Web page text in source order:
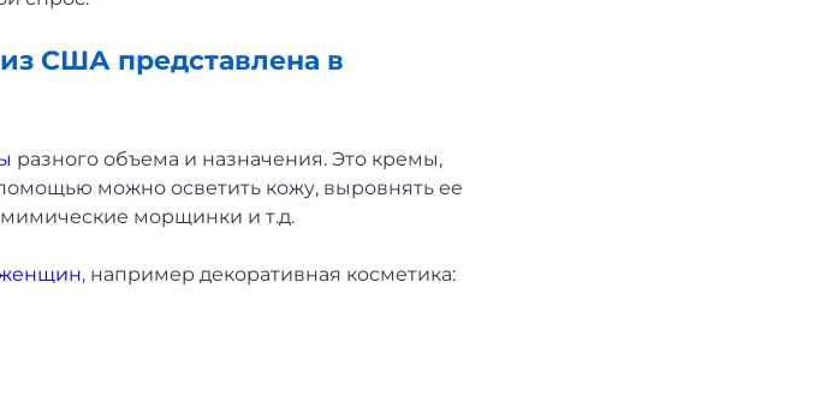
США представлена в
разного объема и назначения. Это кремы,
можно осветить кожу, выровнять ее
мимические морщинки и т.д.
, например декоративная косметика: